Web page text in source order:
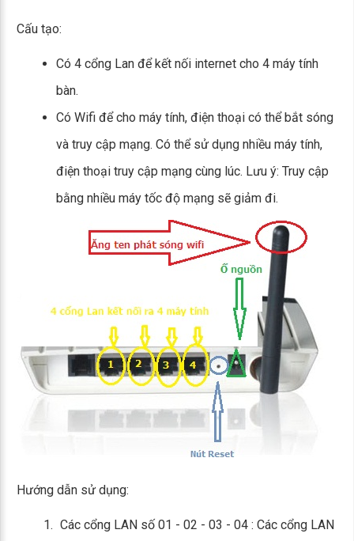
Cấu tạo:
Có 4 cổng Lan để kết nối internet cho 4 máy tính
bàn.
Có Wifi để cho máy tính, điện thoại có thể bắt sóng
và truy cập mạng. Có thể sử dụng nhiều máy tính,
điện thoại truy cập mạng cùng lúc. Lưu ý: Truy cập
bằng nhiều máy tốc độ mạng sẽ giảm đi.
Hướng dẫn sử dụng:
Các cổng LAN số 01 - 02 - 03 - 04 : Các cổng LAN